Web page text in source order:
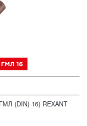
(DIN) 16) REXANT